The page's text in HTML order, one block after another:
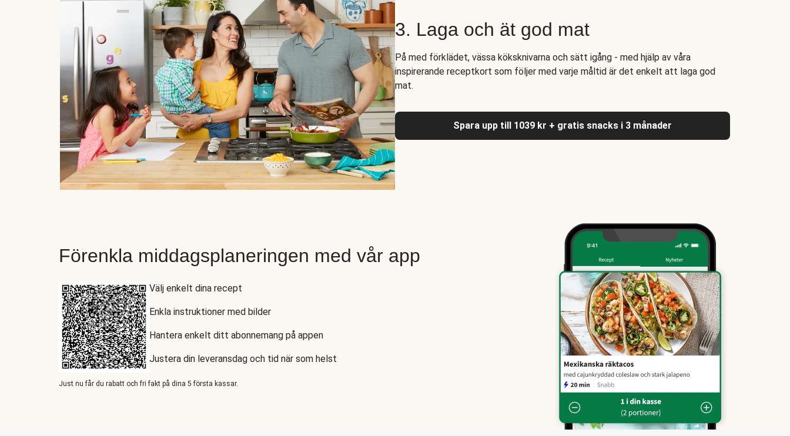
3. Laga och ät god mat
På med förklädet, vässa köksknivarna och sätt igång - med hjälp av våra
inspirerande receptkort som följer med varje måltid är det enkelt att laga god
mat.
Spara upp till 1039 kr + gratis snacks i 3 månader
Förenkla middagsplaneringen med vår app
Välj enkelt dina recept
Enkla instruktioner med bilder
Hantera enkelt ditt abonnemang på appen
Justera din leveransdag och tid när som helst
Just nu får du rabatt och fri fakt på dina 5 första kassar.